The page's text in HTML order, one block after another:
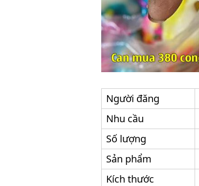
Người đăng
Nhu cầu
Số lượng
Sản phẩm
Kích thước